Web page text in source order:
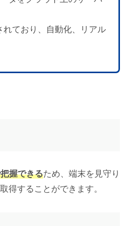
ており、自動化、リアル
握できるため、端末を見守り
得することができます。